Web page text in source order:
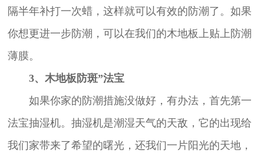
隔半年补打一次蜡，这样就可以有效的防潮了。如果
你想更进一步防潮，可以在我们的木地板上贴上防潮
薄膜。
3、木地板防斑”法宝
如果你家的防潮措施没做好，有办法，首先第一
法宝抽湿机。抽湿机是潮湿天气的天敌，它的出现给
我们家带来了希望的曙光，还我们一片阳光的天地，